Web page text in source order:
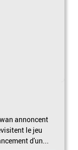
annoncent
le jeu
d'un...